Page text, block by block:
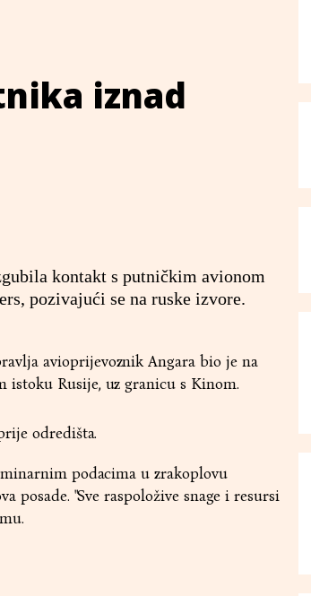
iznad
kontakt s putničkim avionom
pozivajući se na ruske izvore.
avioprijevoznik Angara bio je na
istoku Rusije, uz granicu s Kinom.
odredišta.
podacima u zrakoplovu
posade. "Sve raspoložive snage i resursi